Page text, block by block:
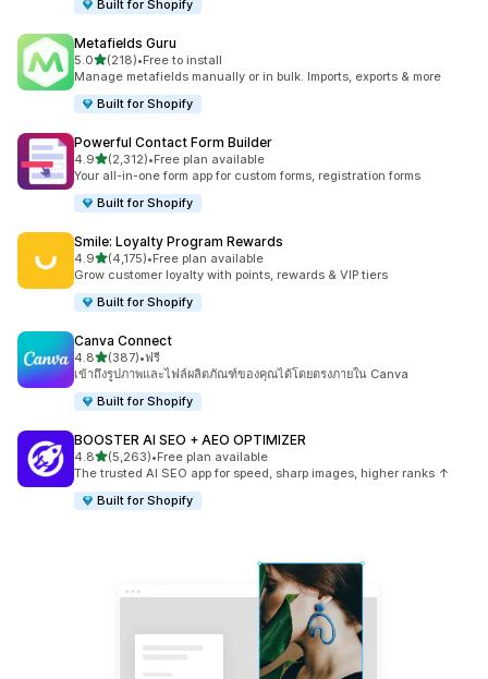
Built for Shopify
Metafields Guru
5.0เต็ม 5 ดาว
(218)
ทั้งหมด 218 รีวิว
•Free to install
Manage metafields manually or in bulk. Imports, exports & more
Built for Shopify
Powerful Contact Form Builder
4.9เต็ม 5 ดาว
(2,312)
ทั้งหมด 2312 รีวิว
•Free plan available
Your all-in-one form app for custom forms, registration forms
Built for Shopify
Smile: Loyalty Program Rewards
4.9เต็ม 5 ดาว
(4,175)
ทั้งหมด 4175 รีวิว
•Free plan available
Grow customer loyalty with points, rewards & VIP tiers
Built for Shopify
Canva Connect
4.8เต็ม 5 ดาว
(387)
ทั้งหมด 387 รีวิว
•ฟรี
เข้าถึงรูปภาพและไฟล์ผลิตภัณฑ์ของคุณได้โดยตรงภายใน Canva
Built for Shopify
BOOSTER AI SEO + AEO OPTIMIZER
4.8เต็ม 5 ดาว
(5,263)
ทั้งหมด 5263 รีวิว
•Free plan available
The trusted AI SEO app for speed, sharp images, higher ranks ↑
Built for Shopify